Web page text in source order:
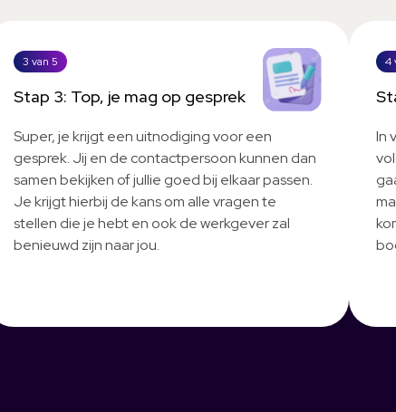
3 van 5
Stap 3: Top, je mag op gesprek
Super, je krijgt een uitnodiging voor een
gesprek. Jij en de contactpersoon kunnen dan
samen bekijken of jullie goed bij elkaar passen.
Je krijgt hierbij de kans om alle vragen te
stellen die je hebt en ook de werkgever zal
benieuwd zijn naar jou.
4
In